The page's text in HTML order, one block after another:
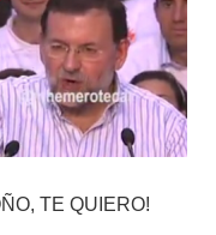
TE QUIERO!